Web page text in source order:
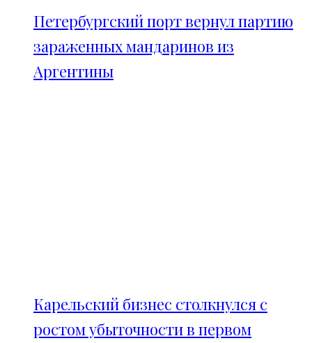
Петербургский порт вернул партию
зараженных мандаринов из
Аргентины
Карельский бизнес столкнулся с
ростом убыточности в первом